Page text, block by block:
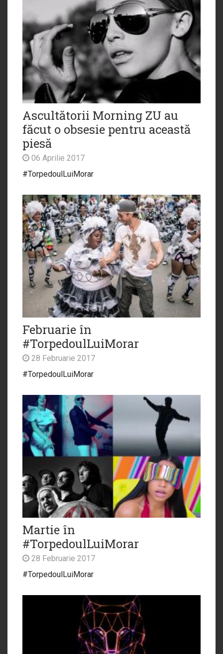
Ascultătorii Morning ZU au
făcut o obsesie pentru această
piesă
06 Aprilie 2017
#TorpedoulLuiMorar
Februarie în
#TorpedoulLuiMorar
28 Februarie 2017
#TorpedoulLuiMorar
Martie în
#TorpedoulLuiMorar
28 Februarie 2017
#TorpedoulLuiMorar